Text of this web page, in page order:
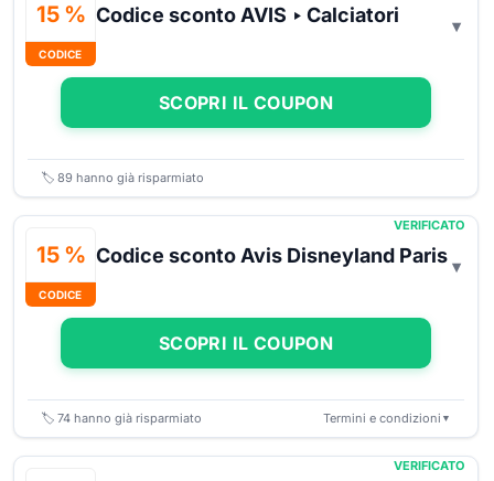
15 %
CODICE
Codice sconto AVIS ‣ Calciatori
SCOPRI IL COUPON
🏷️ 89 hanno già risparmiato
15 %
CODICE
VERIFICATO
Codice sconto Avis Disneyland Paris
SCOPRI IL COUPON
🏷️ 74 hanno già risparmiato Termini e condizioni ▼
VERIFICATO